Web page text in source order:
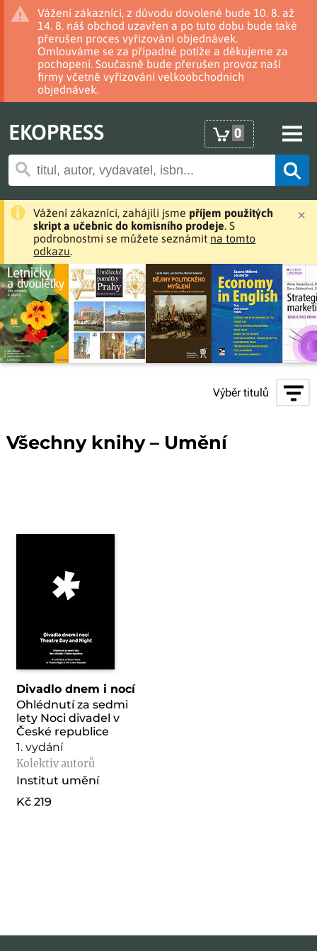
Vážení zákazníci, z důvodu dovolené bude 10. 8. až
14. 8. náš obchod uzavřen a po tuto dobu bude také
přerušen proces vyřizování objednávek.
Omlouváme se za případné potíže a děkujeme za
pochopení. Současně bude přerušen provoz naší
firmy včetně vyřizování velkoobchodních
objednávek.
EKOPRESS 0
Vážení zákazníci, zahájili jsme příjem použitých
skript a učebnic do komisního prodeje. S
podrobnostmi se můžete seznámit na tomto
odkazu.
×
Výběr titulů
Všechny knihy – Umění
Divadlo dnem i nocí
Ohlédnutí za sedmi
lety Noci divadel v
České republice
1. vydání
Kolektiv autorů
Institut umění
Kč 219